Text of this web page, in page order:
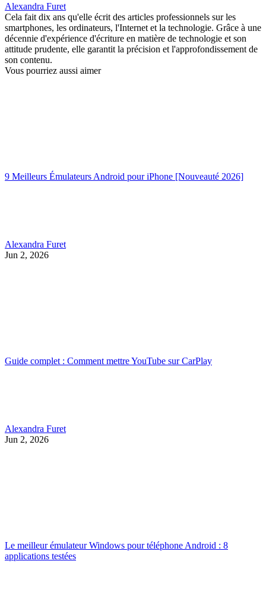
Alexandra Furet
Cela fait dix ans qu'elle écrit des articles professionnels sur les
smartphones, les ordinateurs, l'Internet et la technologie. Grâce à une
décennie d'expérience d'écriture en matière de technologie et son
attitude prudente, elle garantit la précision et l'approfondissement de
son contenu.
Vous pourriez aussi aimer
9 Meilleurs Émulateurs Android pour iPhone [Nouveauté 2026]
Alexandra Furet
Jun 2, 2026
Guide complet : Comment mettre YouTube sur CarPlay
Alexandra Furet
Jun 2, 2026
Le meilleur émulateur Windows pour téléphone Android : 8
applications testées